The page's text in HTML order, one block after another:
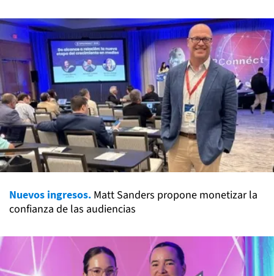
Nuevos ingresos. Matt Sanders propone monetizar la
confianza de las audiencias